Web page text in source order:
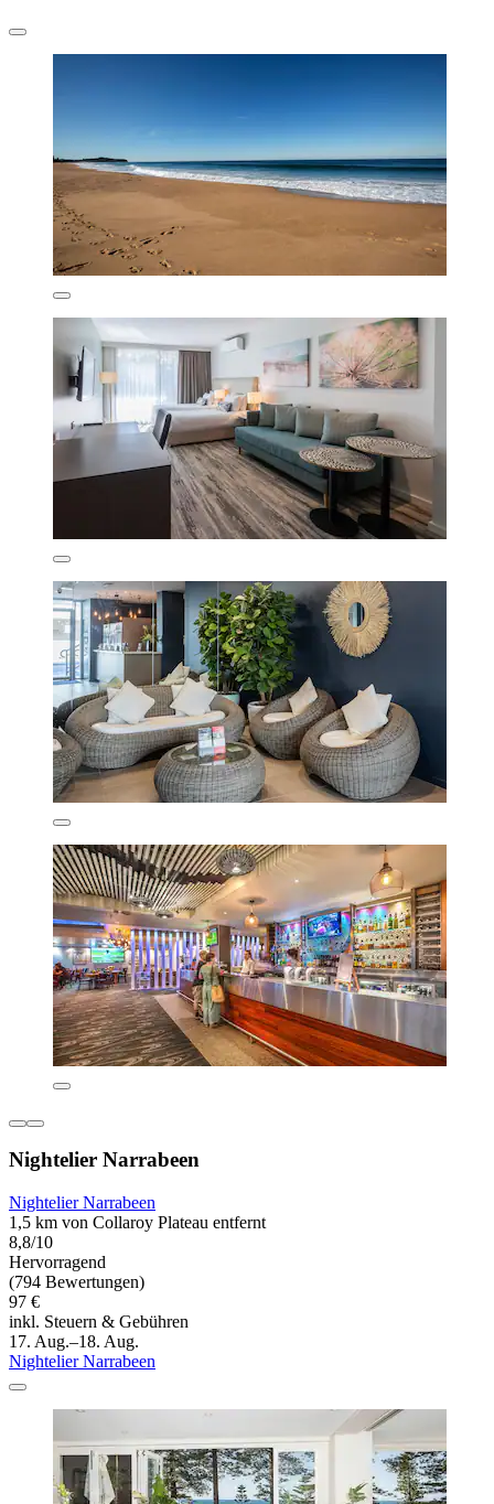
Nightelier Narrabeen
Nightelier Narrabeen
1,5 km von Collaroy Plateau entfernt
8,8/10
Hervorragend
(794 Bewertungen)
97 €
inkl. Steuern & Gebühren
17. Aug.–18. Aug.
Nightelier Narrabeen